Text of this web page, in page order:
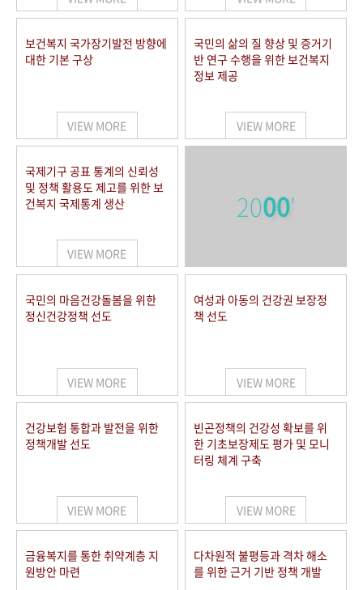
보건복지 국가장기발전 방향에
대한 기본 구상
VIEW MORE
국민의 삶의 질 향상 및 증거기
반 연구 수행을 위한 보건복지
정보 제공
VIEW MORE
국제기구 공표 통계의 신뢰성
및 정책 활용도 제고를 위한 보
건복지 국제통계 생산
VIEW MORE
2000'
국민의 마음건강돌봄을 위한
정신건강정책 선도
VIEW MORE
여성과 아동의 건강권 보장정
책 선도
VIEW MORE
건강보험 통합과 발전을 위한
정책개발 선도
VIEW MORE
빈곤정책의 건강성 확보를 위
한 기초보장제도 평가 및 모니
터링 체계 구축
VIEW MORE
금융복지를 통한 취약계층 지
원방안 마련
다차원적 불평등과 격차 해소
를 위한 근거 기반 정책 개발